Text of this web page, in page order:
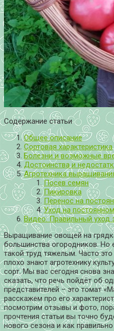
Содержание статьи
Общее описание
Сортовая характеристика
Болезни и возможные
Достоинства и
Агротехника
Посев семян
Пикировка
Перенос на
Уход на
Видео: Правильный уход
Выращивание овощей на
большинства огородников. Но
такой труд тяжелым. Часто
плохо знают агротехнику
сорт. Мы вас сегодня снова
сказать, что речь пойдёт об
представителей – это томат
расскажем про его
посмотрим отзывы и фото,
прочтения статьи вы точно
нового сезона и как правильно